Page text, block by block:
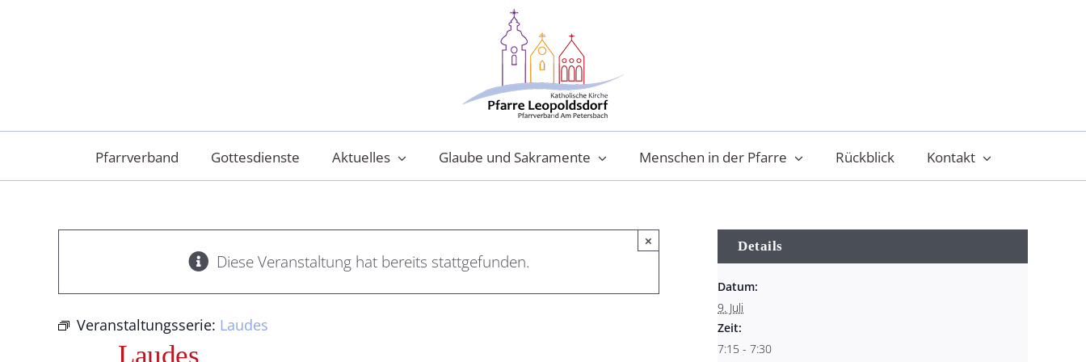
Pfarrverband Gottesdienste Aktuelles Glaube und Sakramente Menschen in der Pfarre Rückblick Kontakt
Diese Veranstaltung hat bereits stattgefunden.
×
Veranstaltungsserie: Laudes
Laudes
Details
Datum:
9. Juli
Zeit:
7:15 - 7:30